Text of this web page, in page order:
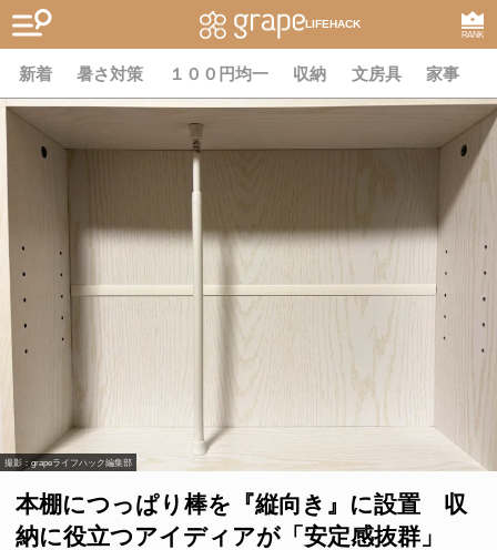
LIFEHACK
RANK
新着 暑さ対策 １００円均一 収納 文房具 家事
撮影：grapeライフハック編集部
本棚につっぱり棒を『縦向き』に設置 収
納に役立つアイディアが「安定感抜群」